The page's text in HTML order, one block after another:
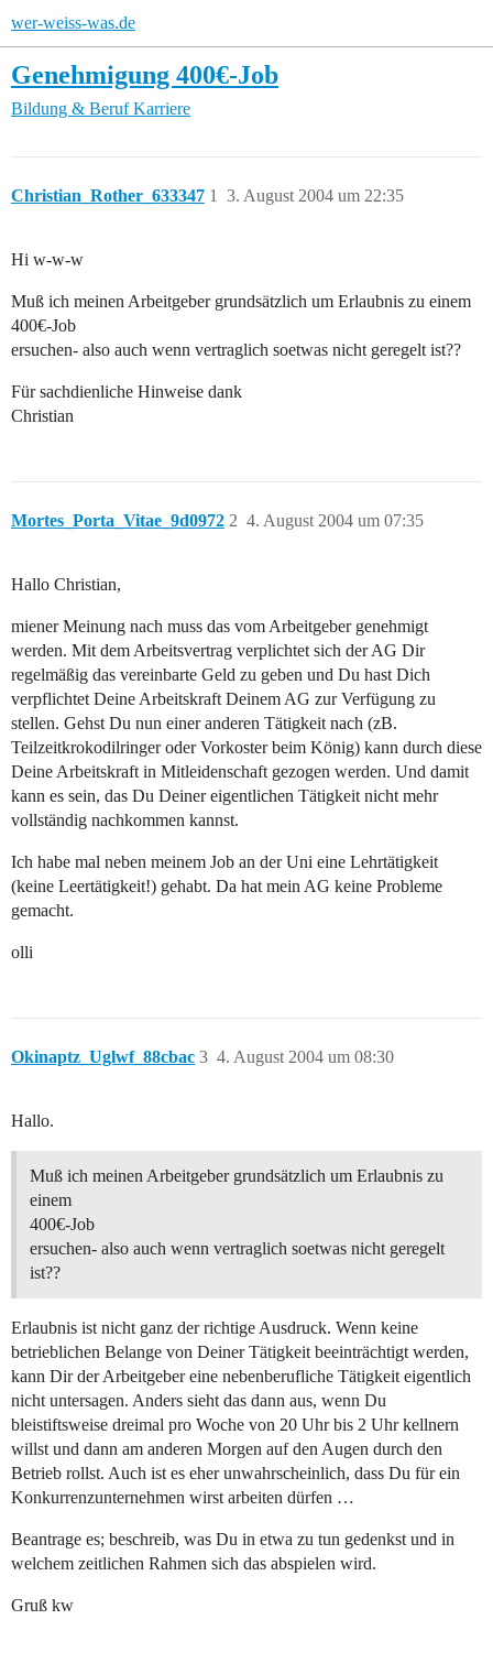
wer-weiss-was.de
Genehmigung 400€-Job
Bildung & Beruf Karriere
Christian_Rother_633347 3. August 2004 um 22:35
1
Hi w-w-w
Muß ich meinen Arbeitgeber grundsätzlich um Erlaubnis zu einem
400€-Job
ersuchen- also auch wenn vertraglich soetwas nicht geregelt ist??
Für sachdienliche Hinweise dank
Christian
Mortes_Porta_Vitae_9d0972 4. August 2004 um 07:35
2
Hallo Christian,
miener Meinung nach muss das vom Arbeitgeber genehmigt
werden. Mit dem Arbeitsvertrag verplichtet sich der AG Dir
regelmäßig das vereinbarte Geld zu geben und Du hast Dich
verpflichtet Deine Arbeitskraft Deinem AG zur Verfügung zu
stellen. Gehst Du nun einer anderen Tätigkeit nach (zB.
Teilzeitkrokodilringer oder Vorkoster beim König) kann durch diese
Deine Arbeitskraft in Mitleidenschaft gezogen werden. Und damit
kann es sein, das Du Deiner eigentlichen Tätigkeit nicht mehr
vollständig nachkommen kannst.
Ich habe mal neben meinem Job an der Uni eine Lehrtätigkeit
(keine Leertätigkeit!) gehabt. Da hat mein AG keine Probleme
gemacht.
olli
Okinaptz_Uglwf_88cbac 4. August 2004 um 08:30
3
Hallo.
Muß ich meinen Arbeitgeber grundsätzlich um Erlaubnis zu
einem
400€-Job
ersuchen- also auch wenn vertraglich soetwas nicht geregelt
ist??
Erlaubnis ist nicht ganz der richtige Ausdruck. Wenn keine
betrieblichen Belange von Deiner Tätigkeit beeinträchtigt werden,
kann Dir der Arbeitgeber eine nebenberufliche Tätigkeit eigentlich
nicht untersagen. Anders sieht das dann aus, wenn Du
bleistiftsweise dreimal pro Woche von 20 Uhr bis 2 Uhr kellnern
willst und dann am anderen Morgen auf den Augen durch den
Betrieb rollst. Auch ist es eher unwahrscheinlich, dass Du für ein
Konkurrenzunternehmen wirst arbeiten dürfen …
Beantrage es; beschreib, was Du in etwa zu tun gedenkst und in
welchem zeitlichen Rahmen sich das abspielen wird.
Gruß kw